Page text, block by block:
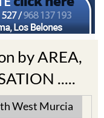
by AREA,
.....
West Murcia